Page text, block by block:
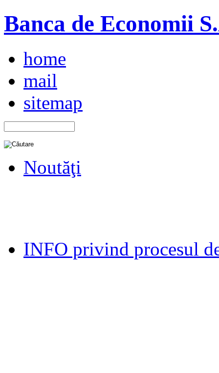
Banca de Economii
home
mail
sitemap
Noutăţi
INFO privind procesul